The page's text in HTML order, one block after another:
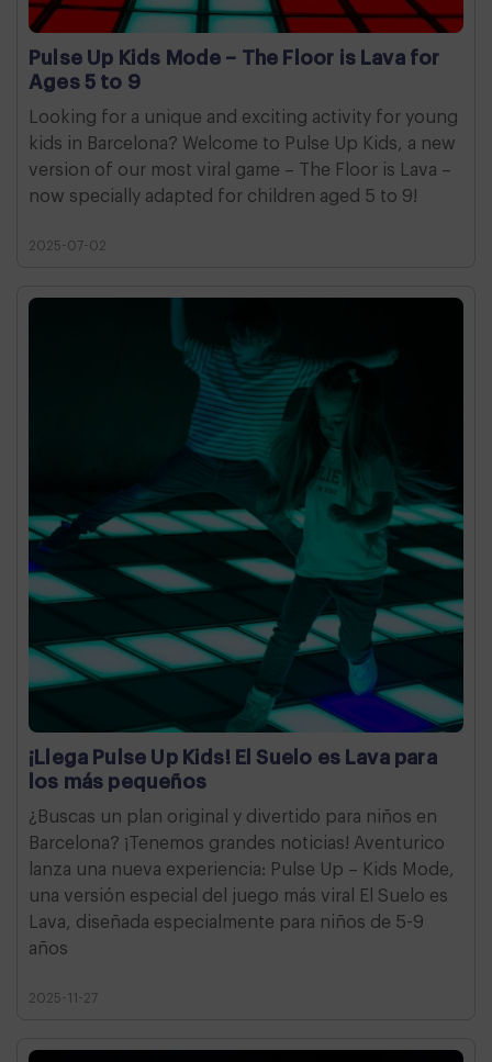
Pulse Up Kids Mode – The Floor is Lava for
Ages 5 to 9
Looking for a unique and exciting activity for young
kids in Barcelona? Welcome to Pulse Up Kids, a new
version of our most viral game – The Floor is Lava –
now specially adapted for children aged 5 to 9!
2025-07-02
¡Llega Pulse Up Kids! El Suelo es Lava para
los más pequeños
¿Buscas un plan original y divertido para niños en
Barcelona? ¡Tenemos grandes noticias! Aventurico
lanza una nueva experiencia: Pulse Up – Kids Mode,
una versión especial del juego más viral El Suelo es
Lava, diseñada especialmente para niños de 5-9
años
2025-11-27